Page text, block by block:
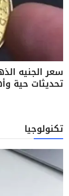
تحديثات حية
تكنولوجيا